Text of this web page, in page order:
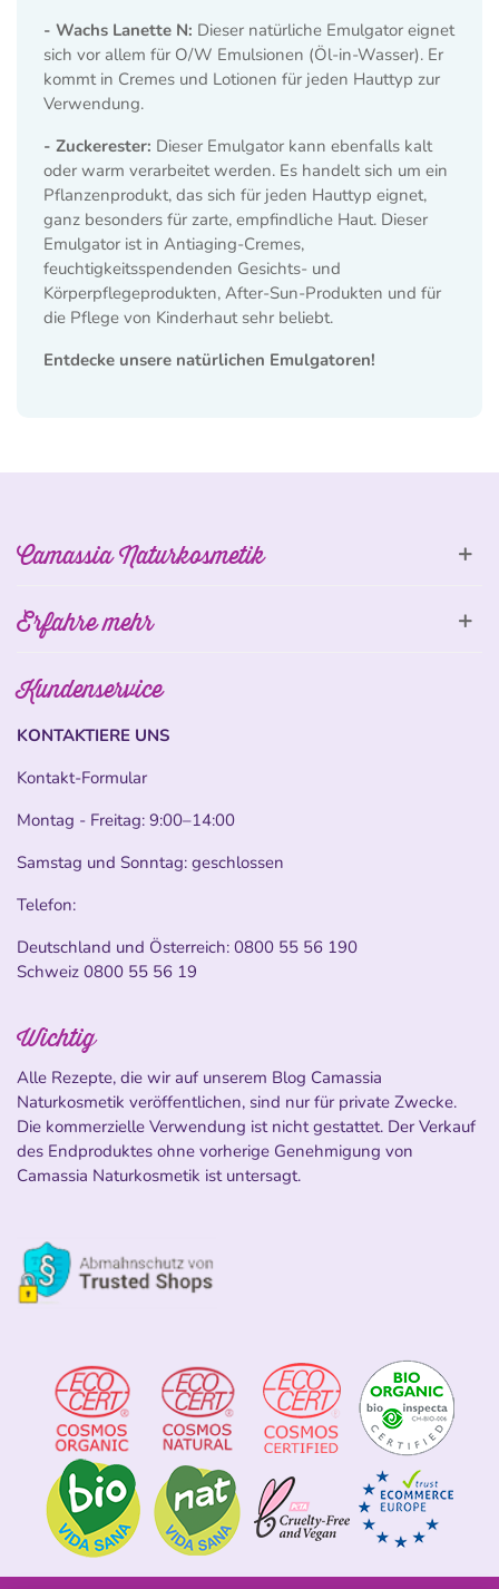
- Wachs Lanette N: Dieser natürliche Emulgator eignet
sich vor allem für O/W Emulsionen (Öl-in-Wasser). Er
kommt in Cremes und Lotionen für jeden Hauttyp zur
Verwendung.
- Zuckerester: Dieser Emulgator kann ebenfalls kalt
oder warm verarbeitet werden. Es handelt sich um ein
Pflanzenprodukt, das sich für jeden Hauttyp eignet,
ganz besonders für zarte, empfindliche Haut. Dieser
Emulgator ist in Antiaging-Cremes,
feuchtigkeitsspendenden Gesichts- und
Körperpflegeprodukten, After-Sun-Produkten und für
die Pflege von Kinderhaut sehr beliebt.
Entdecke unsere natürlichen Emulgatoren!
Camassia Naturkosmetik
Erfahre mehr
Kundenservice
KONTAKTIERE UNS
Kontakt-Formular
Montag - Freitag: 9:00–14:00
Samstag und Sonntag: geschlossen
Telefon:
Deutschland und Österreich: 0800 55 56 190
Schweiz 0800 55 56 19
Wichtig
Alle Rezepte, die wir auf unserem Blog Camassia
Naturkosmetik veröffentlichen, sind nur für private Zwecke.
Die kommerzielle Verwendung ist nicht gestattet. Der Verkauf
des Endproduktes ohne vorherige Genehmigung von
Camassia Naturkosmetik ist untersagt.